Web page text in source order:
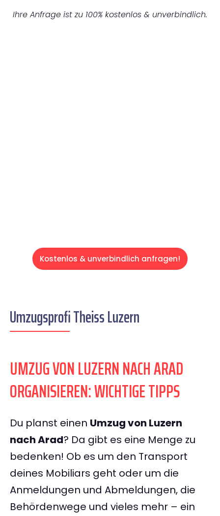
Ihre Anfrage ist zu 100% kostenlos & unverbindlich.
Kostenlos & unverbindlich anfragen!
Umzugsprofi Theiss Luzern
UMZUG VON LUZERN NACH ARAD
ORGANISIEREN: WICHTIGE TIPPS
Du planst einen Umzug von Luzern
nach Arad? Da gibt es eine Menge zu
bedenken! Ob es um den Transport
deines Mobiliars geht oder um die
Anmeldungen und Abmeldungen, die
Behördenwege und vieles mehr – ein